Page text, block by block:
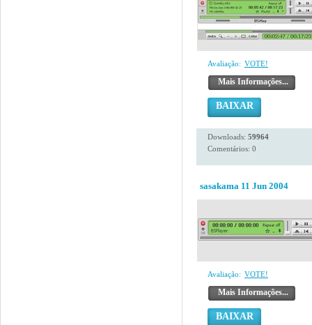
Avaliação: VOTE!
Mais Informações...
BAIXAR
Downloads: 59964
Comentários: 0
sasakama 11 Jun 2004
Avaliação: VOTE!
Mais Informações...
BAIXAR